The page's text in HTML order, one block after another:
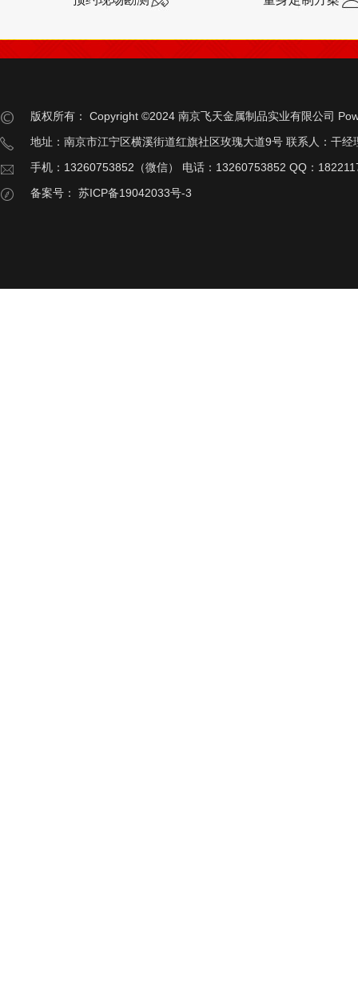
版权所有： Copyright ©2024 南京飞天金属制品实业有限公司
地址：南京市江宁区横溪街道红旗社区玫瑰大道9号 联系人：干经
手机：13260753852（微信） 电话：13260753852 QQ：
备案号：
苏ICP备19042033号-3